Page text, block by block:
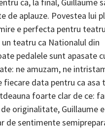
ca, la final, Guillaume
de aplauze. Povestea lui
e perfecta pentru
teatru ca Nationalul din
pedalele sunt apasate
ne amuzam, ne
fiecare data pentru ca asa
foarte clar de ce:
originalitate, Guillaume
de sentimente